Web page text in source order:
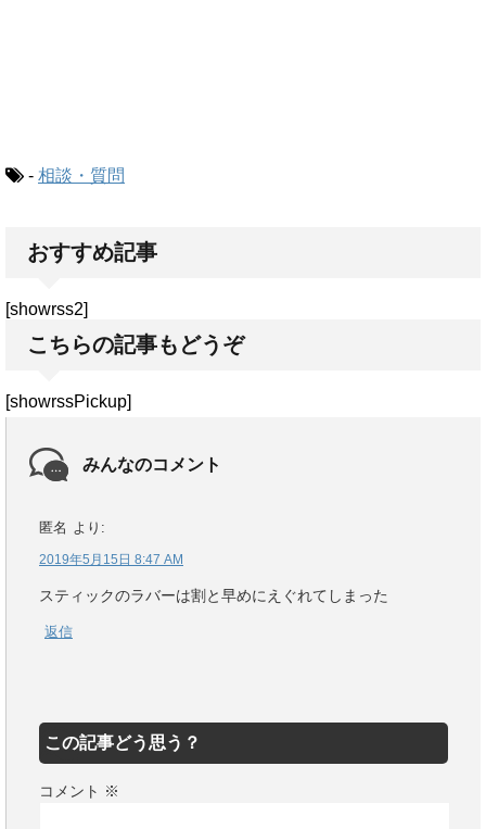
- 相談・質問
おすすめ記事
[showrss2]
こちらの記事もどうぞ
[showrssPickup]
みんなのコメント
匿名 より:
2019年5月15日 8:47 AM
スティックのラバーは割と早めにえぐれてしまった
返信
この記事どう思う？
コメント ※